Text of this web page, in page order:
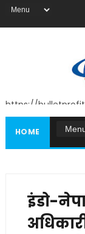
https://
HOME
इंडो-